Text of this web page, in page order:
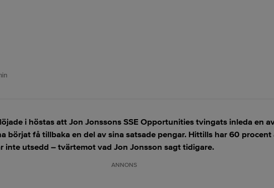
i höstas att Jon Jonssons SSE Opportunities tvingats inleda en
börjat få tillbaka en del av sina satsade pengar. Hittills har 60
inte utsedd – tvärtemot vad Jon Jonsson sagt tidigare.
ANNONS